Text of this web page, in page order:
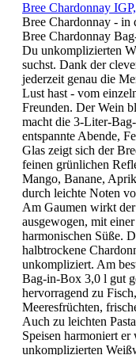
Bree Chardonnay
Bree Chardonnay -
Bree Chardonnay
Du unkomplizierten
suchst. Dank der
jederzeit genau die
Lust hast - vom
Freunden. Der Wein
macht die 3-Liter-
entspannte Abende,
Glas zeigt sich der
feinen grünlichen
Mango, Banane,
durch leichte Noten
Am Gaumen wirkt
ausgewogen, mit
harmonischen Süße.
halbtrockene
unkompliziert. Am
Bag-in-Box 3,0 l gut
hervorragend zu
Meeresfrüchten,
Auch zu leichten
Speisen harmoniert
unkomplizierten